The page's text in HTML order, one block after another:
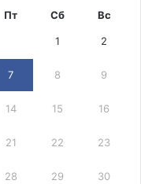
Пт Сб Вс
1 2
7 8 9
14 15 16
21 22 23
28 29 30